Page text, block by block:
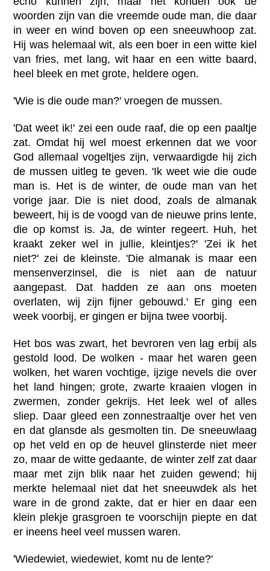
woorden zijn van die vreemde oude man, die daar
in weer en wind boven op een sneeuwhoop zat.
Hij was helemaal wit, als een boer in een witte kiel
van fries, met lang, wit haar en een witte baard,
heel bleek en met grote, heldere ogen.
'Wie is die oude man?' vroegen de mussen.
'Dat weet ik!' zei een oude raaf, die op een paaltje
zat. Omdat hij wel moest erkennen dat we voor
God allemaal vogeltjes zijn, verwaardigde hij zich
de mussen uitleg te geven. 'Ik weet wie die oude
man is. Het is de winter, de oude man van het
vorige jaar. Die is niet dood, zoals de almanak
beweert, hij is de voogd van de nieuwe prins lente,
die op komst is. Ja, de winter regeert. Huh, het
kraakt zeker wel in jullie, kleintjes?' 'Zei ik het
niet?' zei de kleinste. 'Die almanak is maar een
mensenverzinsel, die is niet aan de natuur
aangepast. Dat hadden ze aan ons moeten
overlaten, wij zijn fijner gebouwd.' Er ging een
week voorbij, er gingen er bijna twee voorbij.
Het bos was zwart, het bevroren ven lag erbij als
gestold lood. De wolken - maar het waren geen
wolken, het waren vochtige, ijzige nevels die over
het land hingen; grote, zwarte kraaien vlogen in
zwermen, zonder gekrijs. Het leek wel of alles
sliep. Daar gleed een zonnestraaltje over het ven
en dat glansde als gesmolten tin. De sneeuwlaag
op het veld en op de heuvel glinsterde niet meer
zo, maar de witte gedaante, de winter zelf zat daar
maar met zijn blik naar het zuiden gewend; hij
merkte helemaal niet dat het sneeuwdek als het
ware in de grond zakte, dat er hier en daar een
klein plekje grasgroen te voorschijn piepte en dat
er ineens heel veel mussen waren.
'Wiedewiet, wiedewiet, komt nu de lente?'